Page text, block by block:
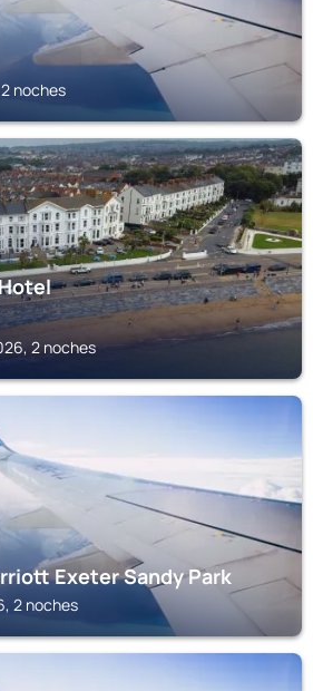
noches
2 noches
Exeter Sandy Park
2 noches